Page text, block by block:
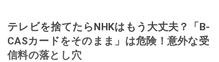
テレビを捨てたらNHKはもう大丈夫？「B-
CASカードをそのまま」は危険！意外な受
信料の落とし穴